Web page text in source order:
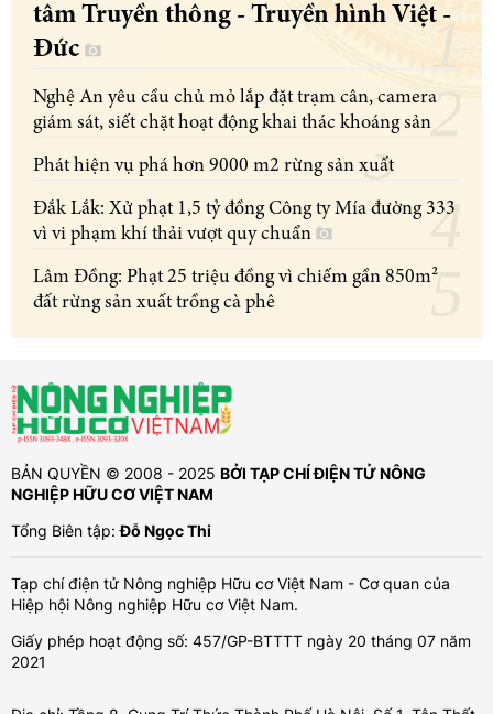
tâm Truyền thông - Truyền hình Việt -
Đức
Nghệ An yêu cầu chủ mỏ lắp đặt trạm cân, camera
giám sát, siết chặt hoạt động khai thác khoáng sản
Phát hiện vụ phá hơn 9000 m2 rừng sản xuất
Đắk Lắk: Xử phạt 1,5 tỷ đồng Công ty Mía đường 333
vì vi phạm khí thải vượt quy chuẩn
Lâm Đồng: Phạt 25 triệu đồng vì chiếm gần 850m²
đất rừng sản xuất trồng cà phê
BẢN QUYỀN © 2008 - 2025 BỞI TẠP CHÍ ĐIỆN TỬ NÔNG
NGHIỆP HỮU CƠ VIỆT NAM
Tổng Biên tập:Đỗ Ngọc Thi
Tạp chí điện tử Nông nghiệp Hữu cơ Việt Nam - Cơ quan của
Hiệp hội Nông nghiệp Hữu cơ Việt Nam.
Giấy phép hoạt động số: 457/GP-BTTTT ngày 20 tháng 07 năm
2021